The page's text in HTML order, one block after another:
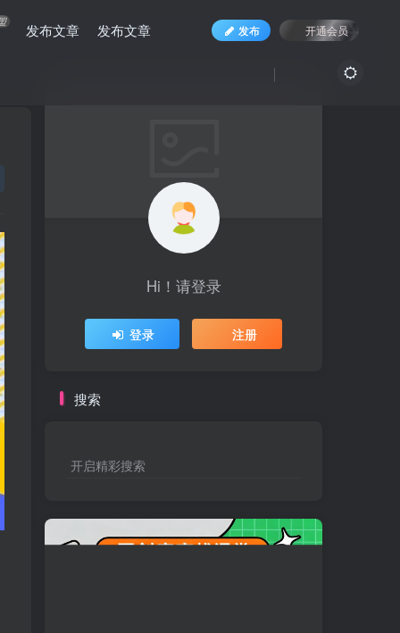
发布文章 发布文章 发布 开通会员
Hi！请登录
登录 注册
搜索
开启精彩搜索